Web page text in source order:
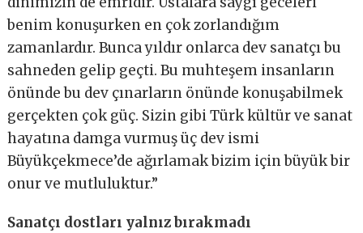
benim konuşurken en çok zorlandığım
zamanlardır. Bunca yıldır onlarca dev sanatçı bu
sahneden gelip geçti. Bu muhteşem insanların
önünde bu dev çınarların önünde konuşabilmek
gerçekten çok güç. Sizin gibi Türk kültür ve sanat
hayatına damga vurmuş üç dev ismi
Büyükçekmece’de ağırlamak bizim için büyük bir
onur ve mutluluktur.”
Sanatçı dostları yalnız bırakmadı